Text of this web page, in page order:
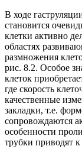
В ходе
становится
клетки активно
областях
размножения
рис. 8.2. Особое
клеток
где скорость
качественные
закладки, т.е.
сопровождаются
особенности
трубки приводят